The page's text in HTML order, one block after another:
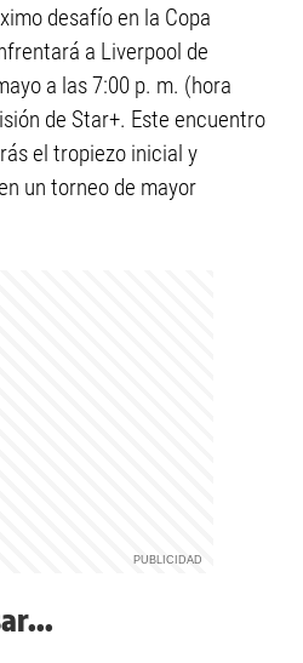
desafío en la Copa
a Liverpool de
a las 7:00 p. m. (hora
de Star+. Este encuentro
el tropiezo inicial y
un torneo de mayor